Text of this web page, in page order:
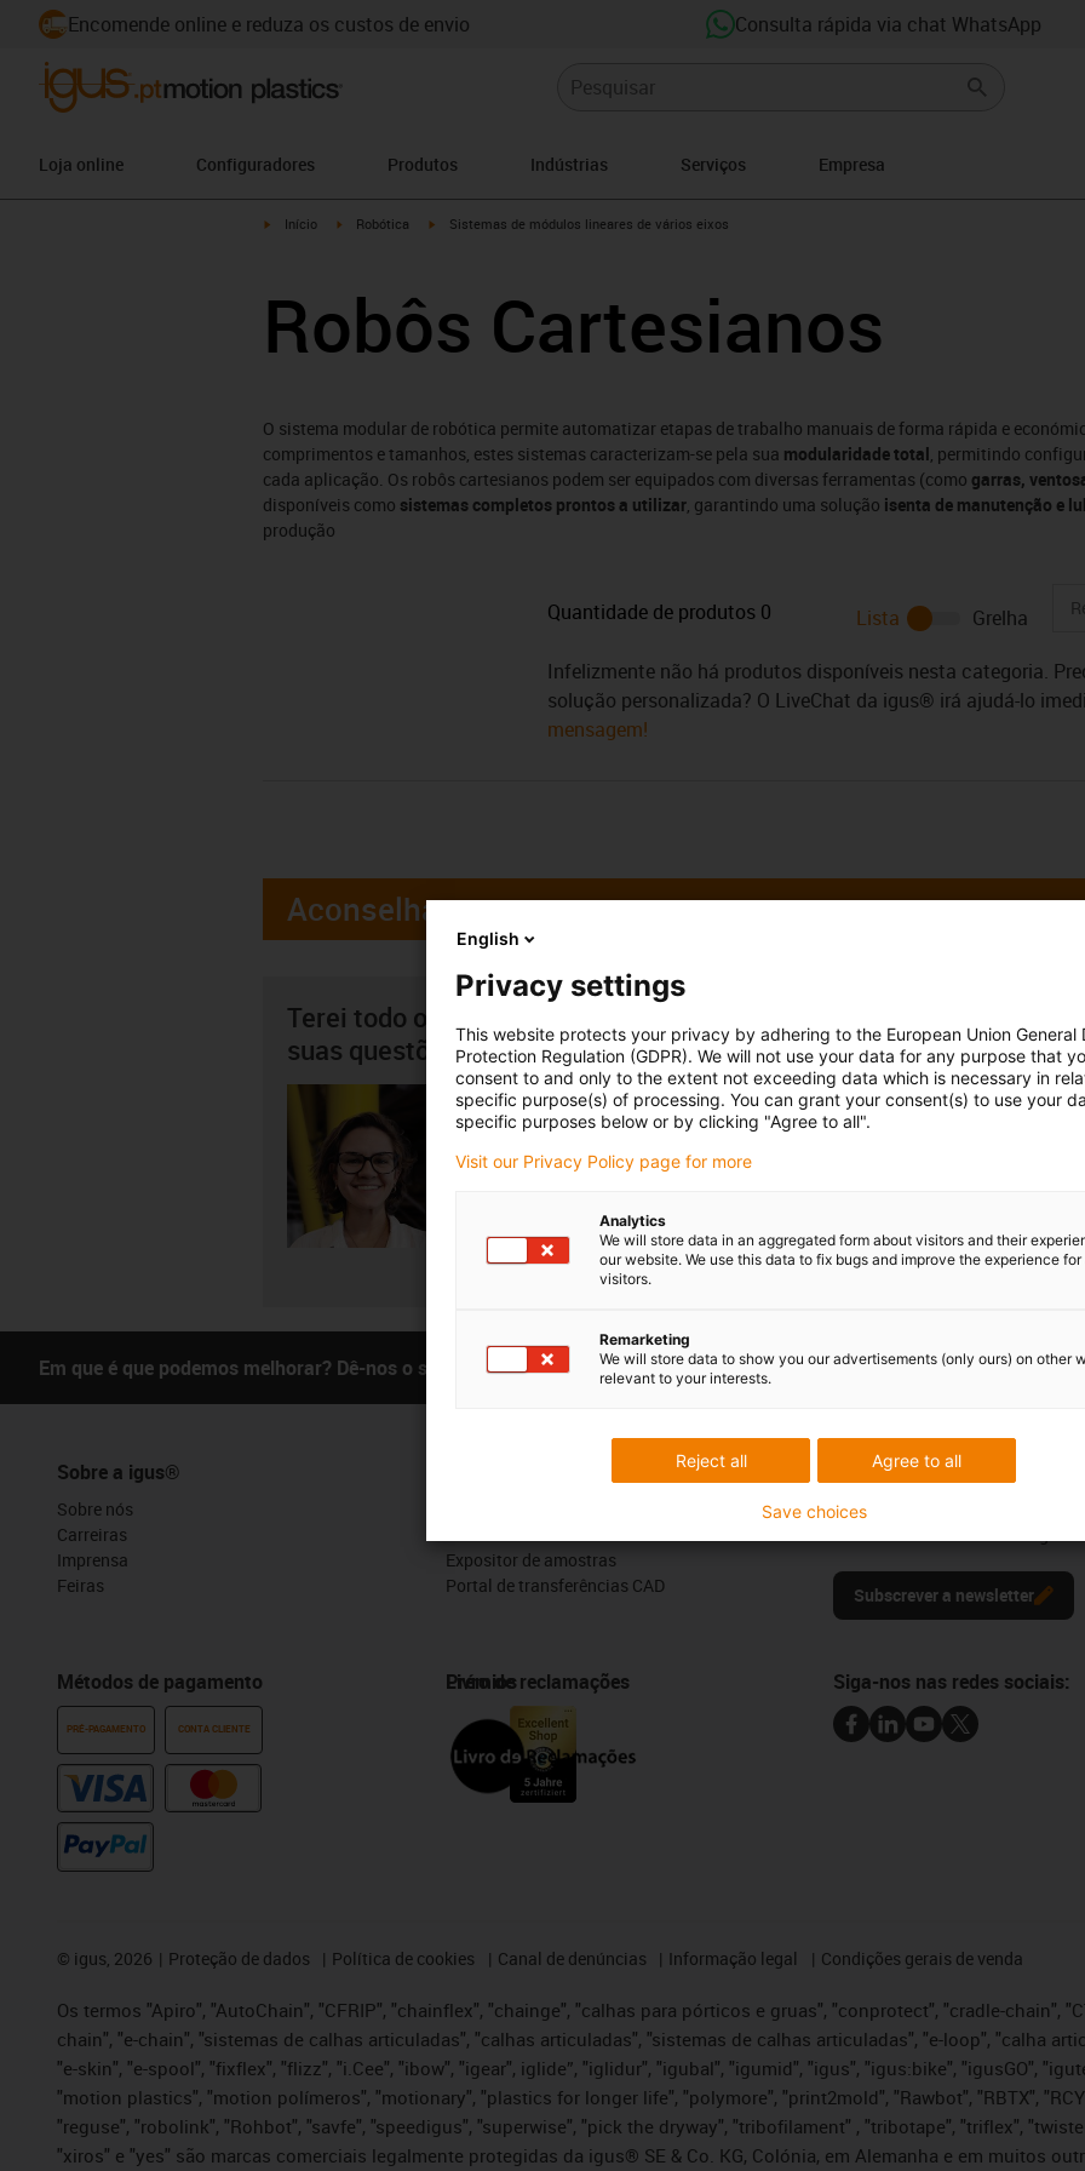
Encomende online e reduza os custos de envio Consulta rápida via chat WhatsApp
Loja online Configuradores Produtos Indústrias Serviços Empresa
igus-icon-arrow-right
Início igus-icon-arrow-right
Robótica igus-icon-arrow-right
Sistemas de módulos lineares de vários eixos
Robôs Cartesianos
O sistema modular de robótica permite automatizar etapas de trabalho manuais de forma rápida e
comprimentos e tamanhos, estes sistemas caracterizam-se pela sua modularidade total , permitindo
cada aplicação. Os robôs cartesianos podem ser equipados com diversas ferramentas (como garras,
disponíveis como sistemas completos prontos a utilizar , garantindo uma solução isenta de manutenção e
produção
Quantidade de produtos 0 Lista
Grelha
Infelizmente não há produtos disponíveis nesta categoria.
solução personalizada? O LiveChat da igus® irá ajudá-lo
mensagem!
Aconselhamento
Terei todo o gosto em esclarecer as
suas questões pessoalmente
Beatriz Maria
+351 911 928 534*
Pessoalmente
Segunda - Sexta-feira: 9h -
9h -
18h
Em que é que podemos melhorar? Dê-nos o seu feedback. Críticas e elogios
Sobre a igus®
Sobre nós
Carreiras
Imprensa
Feiras
Métodos de pagamento
PRÉ-PAGAMENTO CONTA CLIENTE
Expositor de amostras
Portal de transferências CAD
Prémios
Livro de reclamações
Newsletter
Mantenha-se a par de todas as
Subscrever a newsletter
Siga-nos nas redes sociais:
© igus, 2026 Proteção de dados Política de cookies Canal de denúncias Informação legal Condições gerais de venda
Os termos "Apiro", "AutoChain", "CFRIP", "chainflex", "chainge", "calhas para pórticos e gruas", "conprotect", "cradle-chain",
chain", "e-chain", "sistemas de calhas articuladas", "calhas articuladas", "sistemas de calhas articuladas", "e-loop", "calha
"e-skin", "e-spool", "fixflex", "flizz", "i.Cee", "ibow", "igear", iglide”, "iglidur", "igubal", "igumid", "igus", "igus:bike", "igusGO",
"motion plastics", "motion polímeros", "motionary", "plastics for longer life", "polymore", "print2mold", "Rawbot", "RBTX",
"reguse", "robolink", "Rohbot", "savfe", "speedigus", "superwise", "pick the dryway", "tribofilament" , "tribotape", "triflex",
"xiros" e "yes" são marcas comerciais legalmente protegidas da igus® SE & Co. KG, Colónia, em Alemanha e em muitos
English
Privacy settings
This website protects your privacy by adhering to the European Union General
Protection Regulation (GDPR). We will not use your data for any purpose that
consent to and only to the extent not exceeding data which is necessary in
specific purpose(s) of processing. You can grant your consent(s) to use your
specific purposes below or by clicking "Agree to all".
Visit our Privacy Policy page for more
Analytics
We will store data in an aggregated form about visitors and their
our website. We use this data to fix bugs and improve the experience for
visitors.
Remarketing
We will store data to show you our advertisements (only ours) on other
relevant to your interests.
Agree to all
Reject all
Save choices